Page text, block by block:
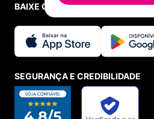
BAIXE O APP
SEGURANÇA E CREDIBILIDADE